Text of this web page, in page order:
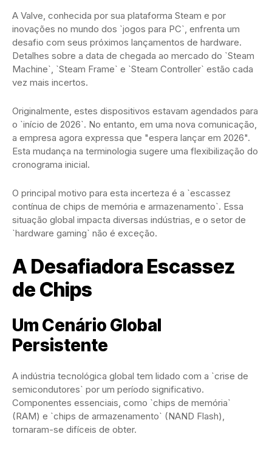
A Valve, conhecida por sua plataforma Steam e por
inovações no mundo dos `jogos para PC`, enfrenta um
desafio com seus próximos lançamentos de hardware.
Detalhes sobre a data de chegada ao mercado do `Steam
Machine`, `Steam Frame` e `Steam Controller` estão cada
vez mais incertos.
Originalmente, estes dispositivos estavam agendados para
o `início de 2026`. No entanto, em uma nova comunicação,
a empresa agora expressa que "espera lançar em 2026".
Esta mudança na terminologia sugere uma flexibilização do
cronograma inicial.
O principal motivo para esta incerteza é a `escassez
contínua de chips de memória e armazenamento`. Essa
situação global impacta diversas indústrias, e o setor de
`hardware gaming` não é exceção.
A Desafiadora Escassez
de Chips
Um Cenário Global
Persistente
A indústria tecnológica global tem lidado com a `crise de
semicondutores` por um período significativo.
Componentes essenciais, como `chips de memória`
(RAM) e `chips de armazenamento` (NAND Flash),
tornaram-se difíceis de obter.